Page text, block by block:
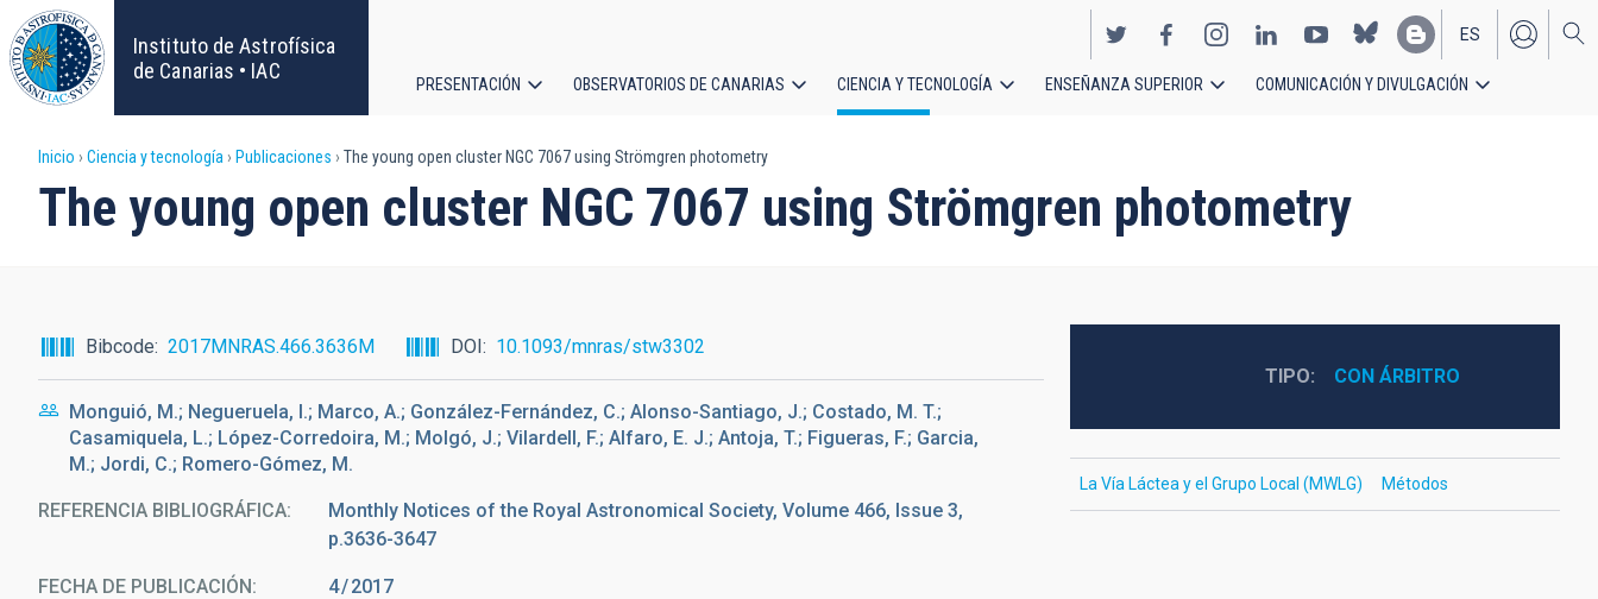
Pasar
al
contenido
principal
Instituto de Astrofísica
de Canarias • IAC
EN
ES
principal
PRESENTACIÓN OBSERVATORIOS DE CANARIAS CIENCIA Y TECNOLOGÍA ENSEÑANZA SUPERIOR COMUNICACIÓN Y DIVULGACIÓN
Sobrescribir
enlaces
ayuda
a
navegación
Inicio Ciencia y tecnología Publicaciones The young open cluster NGC 7067 using Strömgren photometry
The young open cluster NGC 7067 using Strömgren photometry
Bibcode 2017MNRAS.466.3636M DOI 10.1093/mnras/stw3302
Monguió, M.; Negueruela, I.; Marco, A.; González-Fernández, C.; Alonso-Santiago, J.; Costado, M. T.;
Casamiquela, L.; López-Corredoira, M.; Molgó, J.; Vilardell, F.; Alfaro, E. J.; Antoja, T.; Figueras, F.; Garcia,
M.; Jordi, C.; Romero-Gómez, M.
REFERENCIA BIBLIOGRÁFICA
Monthly Notices of the Royal Astronomical Society, Volume 466, Issue 3,
p.3636-3647
FECHA DE PUBLICACIÓN: 4 2017
TIPO CON ÁRBITRO
La Vía Láctea y el Grupo Local (MWLG) Métodos